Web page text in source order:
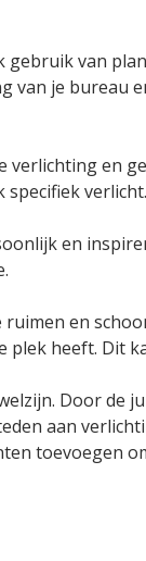
van
van je bureau
verlichting en
verlicht.
en
en
plek heeft. Dit
Door de
aan
toevoegen